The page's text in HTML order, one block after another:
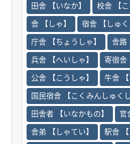
田舎 【いなか】
校舎 【こ
舎 【しゃ】
宿舎 【しゅく
庁舎 【ちょうしゃ】
舎路
兵舎 【へいしゃ】
寄宿舎
公舎 【こうしゃ】
牛舎 【
国民宿舎 【こくみんしゅくし
田舎者 【いなかもの】
官
舎弟 【しゃてい】
駅舎 【